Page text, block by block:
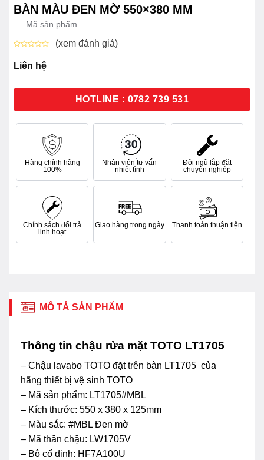
BÀN MÀU ĐEN MỜ 550×380 MM
Mã sản phẩm
xếp
hạng
sao
(xem đánh giá)
Liên hệ
HOTLINE : 0782 739 531
Hàng chính hãng
100%
Nhân viên tư vấn
nhiệt tình
Đội ngũ lắp đặt
chuyên nghiệp
Chính sách đổi trả
linh hoạt
Giao hàng trong ngày Thanh toán thuận tiện
MÔ TẢ SẢN PHẨM
Thông tin chậu rửa mặt TOTO LT1705
– Chậu lavabo TOTO đặt trên bàn LT1705 của
hãng thiết bị vệ sinh TOTO
– Mã sản phẩm: LT1705#MBL
– Kích thước: 550 x 380 x 125mm
– Màu sắc: #MBL Đen mờ
– Mã thân chậu: LW1705V
– Bộ cố định: HF7A100U